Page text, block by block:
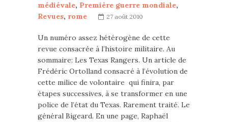
médiévale, Première guerre mondiale,
Revues, rome 27 août 2010
Un numéro assez hétérogène de cette
revue consacrée à l’histoire militaire. Au
sommaire: Les Texas Rangers. Un article de
Frédéric Ortolland consacré à l’évolution de
cette milice de volontaire qui finira, par
étapes successives, à se transformer en une
police de l’état du Texas. Rarement traité. Le
général Bigeard. En une page, Raphaël